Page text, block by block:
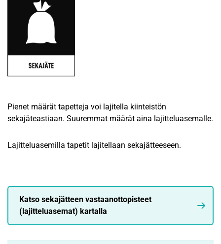
Pienet määrät tapetteja voi lajitella kiinteistön
sekajäteastiaan. Suuremmat määrät aina lajitteluasemalle.
Lajitteluasemilla tapetit lajitellaan sekajätteeseen.
Katso sekajätteen vastaanottopisteet
(lajitteluasemat) kartalla